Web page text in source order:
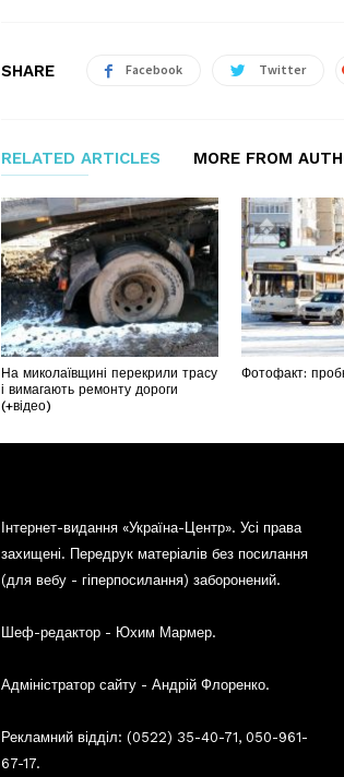
SHARE Facebook Twitter
RELATED ARTICLES MORE FROM
На миколаївщині перекрили трасу
і вимагають ремонту дороги
(+відео)
Фотофакт:
Інтернет-видання «Україна-Центр». Усі права
захищені. Передрук матеріалів без посилання
(для вебу - гіперпосилання) заборонений.
Шеф-редактор - Юхим Мармер.
Адміністратор сайту - Андрій Флоренко.
Рекламний відділ: (0522) 35-40-71, 050-961-
67-17.